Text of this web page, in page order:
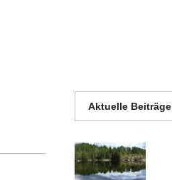
Aktuelle Beiträge